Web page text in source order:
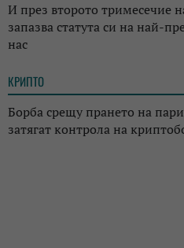
И през второто тримесечие
запазва статута си на най-
нас
КРИПТО
Борба срещу прането на
затягат контрола на